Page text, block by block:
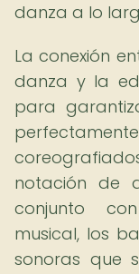
danza a lo
La conexión
danza y la
para
notación de
conjunto
musical, los
sonoras que